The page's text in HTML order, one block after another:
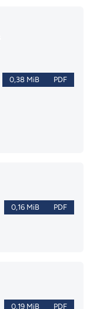
0,38 MiB PDF
0,16 MiB PDF
0,19 MiB PDF